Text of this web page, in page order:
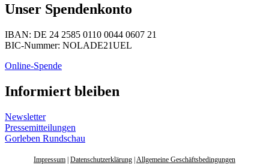
Unser Spendenkonto
IBAN: DE 24 2585 0110 0044 0607 21
BIC-Nummer: NOLADE21UEL
Online-Spende
Informiert bleiben
Newsletter
Pressemitteilungen
Gorleben Rundschau
Impressum | Datenschutzerklärung | Allgemeine Geschäftsbedingungen